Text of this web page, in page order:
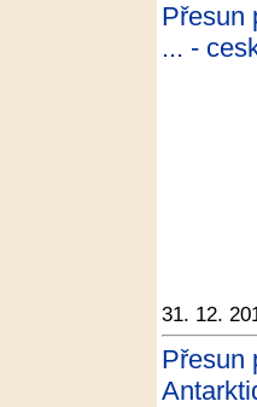
Přesun
... -
31. 12.
Přesun